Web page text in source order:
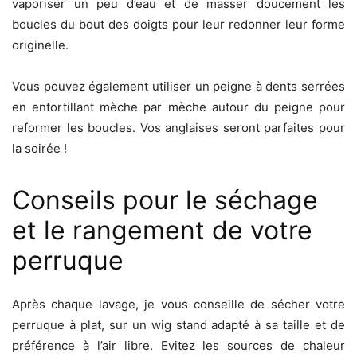
vaporiser un peu d’eau et de masser doucement les
boucles du bout des doigts pour leur redonner leur forme
originelle.
Vous pouvez également utiliser un peigne à dents serrées
en entortillant mèche par mèche autour du peigne pour
reformer les boucles. Vos anglaises seront parfaites pour
la soirée !
Conseils pour le séchage
et le rangement de votre
perruque
Après chaque lavage, je vous conseille de sécher votre
perruque à plat, sur un wig stand adapté à sa taille et de
préférence à l’air libre. Evitez les sources de chaleur